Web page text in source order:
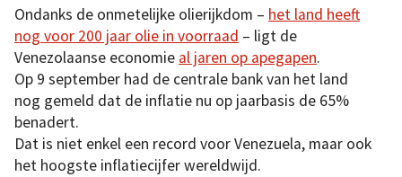
Ondanks de onmetelijke olierijkdom – het land heeft
nog voor 200 jaar olie in voorraad – ligt de
Venezolaanse economie al jaren op apegapen.
Op 9 september had de centrale bank van het land
nog gemeld dat de inflatie nu op jaarbasis de 65%
benadert.
Dat is niet enkel een record voor Venezuela, maar ook
het hoogste inflatiecijfer wereldwijd.